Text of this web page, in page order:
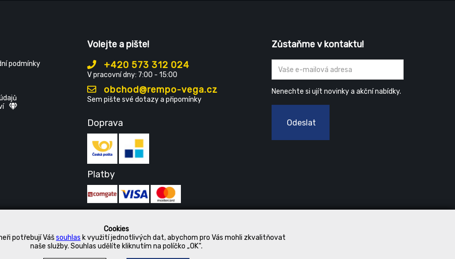
Cookies
potřebují Vášsouhlas k využití jednotlivých dat, abychom pro Vás mohli zkvalitňovat
naše služby. Souhlas udělíte kliknutím na políčko „OK“.
podmínky
Volejte a pište!
+420 573 312 024
V pracovní dny: 7:00 - 15:00
obchod@rempo-vega.cz
Sem pište své dotazy a připomínky
Doprava
Platby
Zůstaňme v kontaktu!
Nenechte si ujít novinky a akční nabídky.
Odeslat